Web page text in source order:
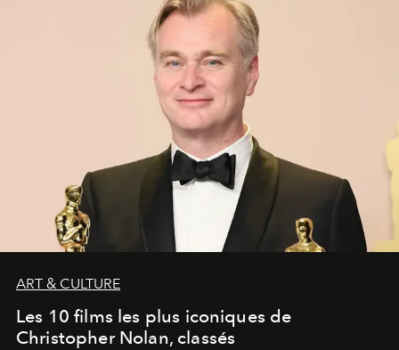
ART & CULTURE
Les 10 films les plus iconiques de
Christopher Nolan, classés